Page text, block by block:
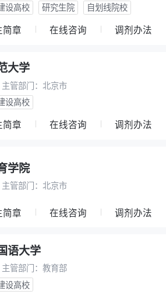
设高校
研究生院 自划线院校
简章 在线咨询 调剂办法
大学
主管部门： 北京市
设高校
简章 在线咨询 调剂办法
学院
主管部门： 北京市
简章 在线咨询 调剂办法
语大学
主管部门： 教育部
设高校